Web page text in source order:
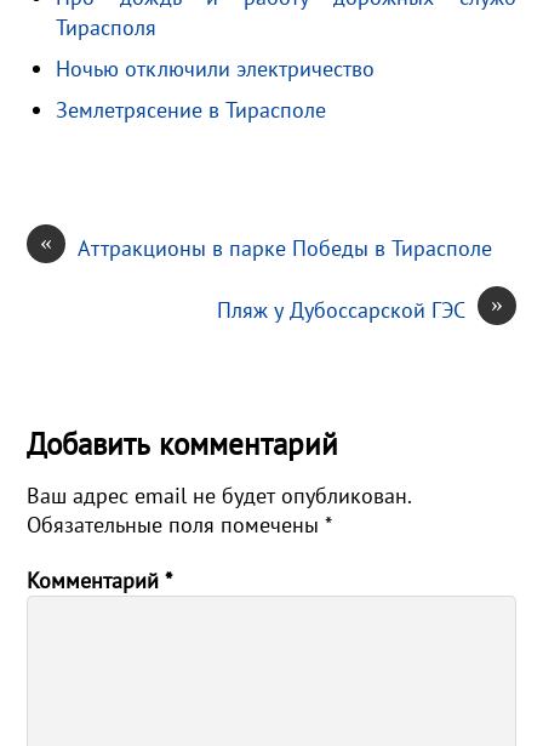
iи
Тирасполя
Ночью отключили электричество
Землетрясение в Тирасполе
« Аттракционы в парке Победы в Тирасполе
»
Пляж у Дубоссарской ГЭС
Добавить комментарий
Ваш адрес email не будет опубликован.
Обязательные поля помечены*
Комментарий*